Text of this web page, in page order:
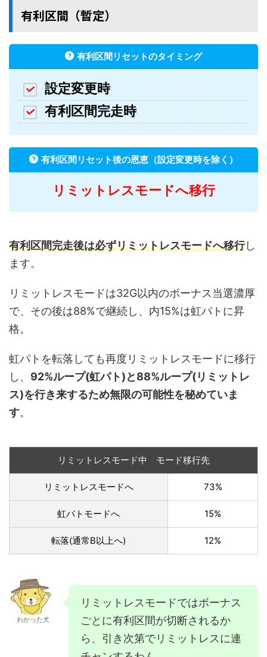
有利区間（暫定）
有利区間リセットのタイミング
設定変更時
有利区間完走時
有利区間リセット後の恩恵（設定変更時を除く）
リミットレスモードへ移行
有利区間完走後は必ずリミットレスモードへ移行し
ます。
リミットレスモードは32G以内のボーナス当選濃厚
で、その後は88%で継続し、内15%は虹パトに昇
格。
虹パトを転落しても再度リミットレスモードに移行
し、 92%ループ(虹パト)と88%ループ(リミットレ
ス)を行き来するため無限の可能性を秘めていま
す。
リミットレスモード中 モード移行先
リミットレスモードへ 73%
虹パトモードへ 15%
転落(通常B以上へ) 12%
わかった犬
リミットレスモードではボーナス
ごとに有利区間が切断されるか
ら、引き次第でリミットレスに連